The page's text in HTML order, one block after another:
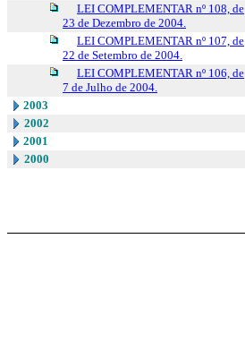
LEI COMPLEMENTAR nº 108, de
23 de Dezembro de 2004.
LEI COMPLEMENTAR nº 107, de
22 de Setembro de 2004.
LEI COMPLEMENTAR nº 106, de
7 de Julho de 2004.
2003
2002
2001
2000